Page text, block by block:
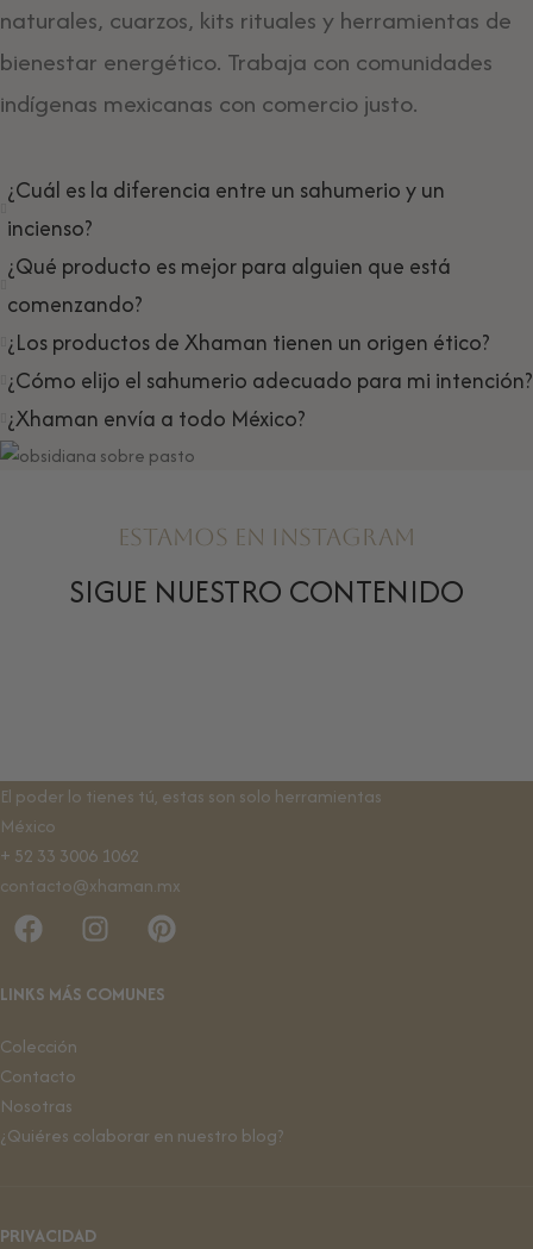
naturales, cuarzos, kits rituales y herramientas de
bienestar energético. Trabaja con comunidades
indígenas mexicanas con comercio justo.
¿Cuál es la diferencia entre un sahumerio y un
incienso?
¿Qué producto es mejor para alguien que está
comenzando?
¿Los productos de Xhaman tienen un origen ético?
¿Cómo elijo el sahumerio adecuado para mi intención?
¿Xhaman envía a todo México?
ESTAMOS EN INSTAGRAM
SIGUE NUESTRO CONTENIDO
El poder lo tienes tú, estas son solo herramientas
México
+ 52 33 3006 1062
contacto@xhaman.mx
LINKS MÁS COMUNES
Colección
Contacto
Nosotras
¿Quiéres colaborar en nuestro blog?
PRIVACIDAD